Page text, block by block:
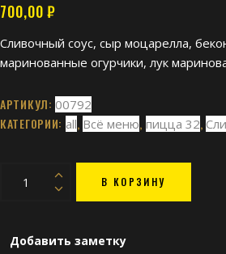
700,00₽
Сливочный соус, сыр моцарелла,
маринованные огурчики, лук
АРТИКУЛ: 00792
КАТЕГОРИИ: all, Всё меню, пицца 32,
Сельваджина
В КОРЗИНУ
Добавить заметку